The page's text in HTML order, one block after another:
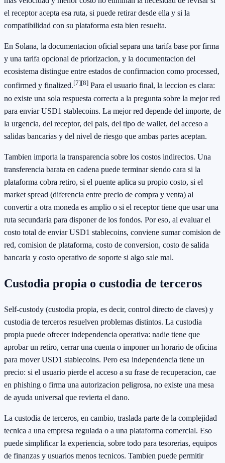
el receptor acepta esa ruta, si puede retirar desde ella y si la
compatibilidad con su plataforma esta bien resuelta.
En Solana, la documentacion oficial separa una tarifa base por firma
y una tarifa opcional de priorizacion, y la documentacion del
ecosistema distingue entre estados de confirmacion como processed,
confirmed y finalized.[7][8] Para el usuario final, la leccion es clara:
no existe una sola respuesta correcta a la pregunta sobre la mejor red
para enviar USD1 stablecoins. La mejor red depende del importe, de
la urgencia, del receptor, del pais, del tipo de wallet, del acceso a
salidas bancarias y del nivel de riesgo que ambas partes aceptan.
Tambien importa la transparencia sobre los costos indirectos. Una
transferencia barata en cadena puede terminar siendo cara si la
plataforma cobra retiro, si el puente aplica su propio costo, si el
market spread (diferencia entre precio de compra y venta) al
convertir a otra moneda es amplio o si el receptor tiene que usar una
ruta secundaria para disponer de los fondos. Por eso, al evaluar el
costo total de enviar USD1 stablecoins, conviene sumar comision de
red, comision de plataforma, costo de conversion, costo de salida
bancaria y costo operativo de soporte si algo sale mal.
Custodia propia o custodia de terceros
Self-custody (custodia propia, es decir, control directo de claves) y
custodia de terceros resuelven problemas distintos. La custodia
propia puede ofrecer independencia operativa: nadie tiene que
aprobar un retiro, cerrar una cuenta o imponer un horario de oficina
para mover USD1 stablecoins. Pero esa independencia tiene un
precio: si el usuario pierde el acceso a su frase de recuperacion, cae
en phishing o firma una autorizacion peligrosa, no existe una mesa
de ayuda universal que revierta el dano.
La custodia de terceros, en cambio, traslada parte de la complejidad
tecnica a una empresa regulada o a una plataforma comercial. Eso
puede simplificar la experiencia, sobre todo para tesorerias, equipos
de finanzas y usuarios menos tecnicos. Tambien puede permitir